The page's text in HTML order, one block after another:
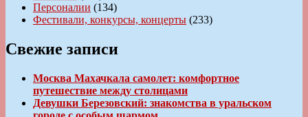
Персоналии (134)
Фестивали, конкурсы, концерты (233)
Свежие записи
Москва Махачкала самолет: комфортное
путешествие между столицами
Девушки Березовский: знакомства в уральском